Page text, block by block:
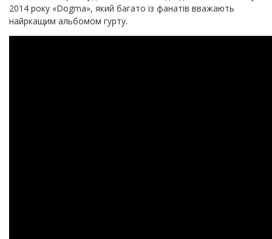
2014 року «Dogma», який багато із фанатів вважають
найркащим альбомом гурту.